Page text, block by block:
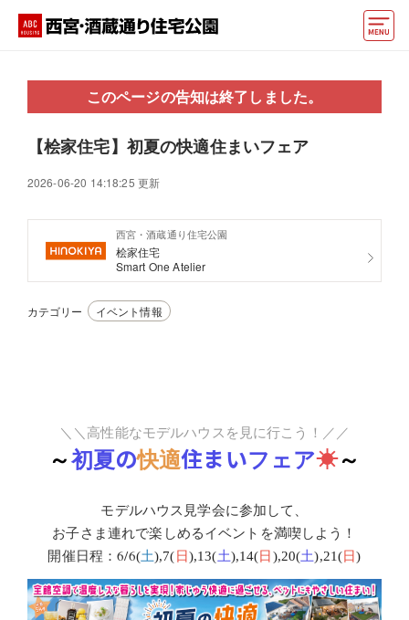
動画でモデルハウス見学
イベント情報・プレゼント
アクセス
好みからモデルハウスを探す
住まいづくりお役立ち情報
他の展示場
このページの告知は終了しました。
【桧家住宅】初夏の快適住まいフェア
2026-06-20 14:18:25 更新
西宮・酒蔵通り住宅公園
桧家住宅
Smart One Atelier
カテゴリー イベント情報
＼＼ 高性能なモデルハウスを見に行こう！ ／／
～初夏の快適住まいフェア☀～
モデルハウス見学会に参加して、
お子さま連れで楽しめるイベントを満喫しよう！
開催日程：6/6(土),7( 日),13(土),14(日 ),20(土),21(日)